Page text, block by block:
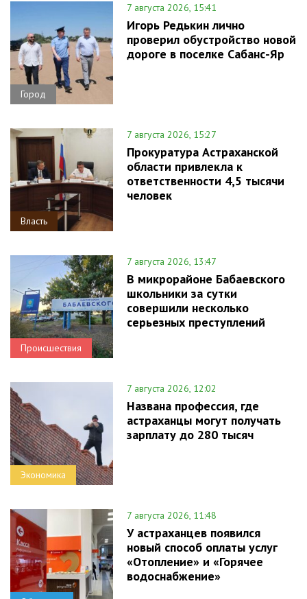
Город
7 августа 2026, 15:41
Игорь Редькин лично
проверил обустройство новой
дороге в поселке Сабанс-Яр
Власть
7 августа 2026, 15:27
Прокуратура Астраханской
области привлекла к
ответственности 4,5 тысячи
человек
Происшествия
7 августа 2026, 13:47
В микрорайоне Бабаевского
школьники за сутки
совершили несколько
серьезных преступлений
Экономика
7 августа 2026, 12:02
Названа профессия, где
астраханцы могут получать
зарплату до 280 тысяч
7 августа 2026, 11:48
У астраханцев появился
новый способ оплаты услуг
«Отопление» и «Горячее
водоснабжение»